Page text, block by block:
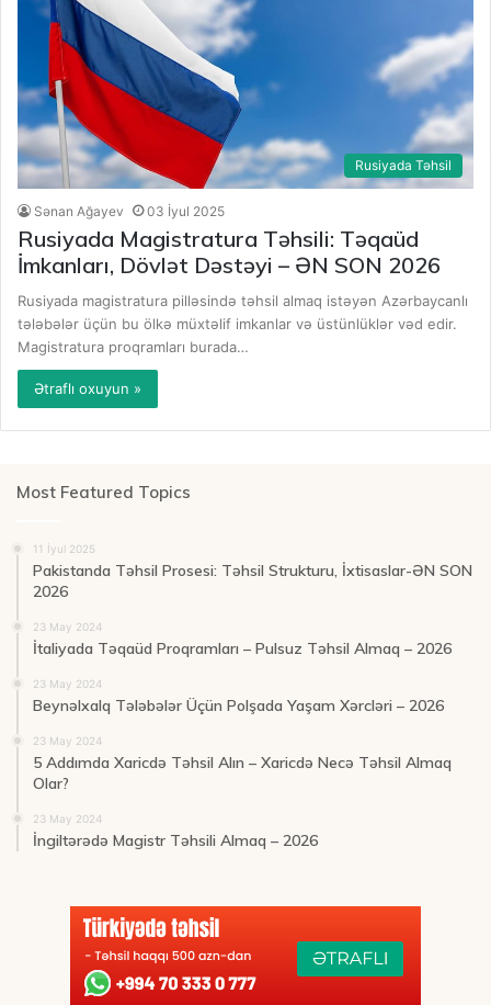
Rusiyada Təhsil
Sənan Ağayev 03 İyul 2025
Rusiyada Magistratura Təhsili: Təqaüd
İmkanları, Dövlət Dəstəyi – ƏN SON 2026
Rusiyada magistratura pilləsində təhsil almaq istəyən Azərbaycanlı
tələbələr üçün bu ölkə müxtəlif imkanlar və üstünlüklər vəd edir.
Magistratura proqramları burada…
Ətraflı oxuyun »
Most Featured Topics
11 İyul 2025
Pakistanda Təhsil Prosesi: Təhsil Strukturu, İxtisaslar-ƏN SON
2026
23 May 2024
İtaliyada Təqaüd Proqramları – Pulsuz Təhsil Almaq – 2026
23 May 2024
Beynəlxalq Tələbələr Üçün Polşada Yaşam Xərcləri – 2026
23 May 2024
5 Addımda Xaricdə Təhsil Alın – Xaricdə Necə Təhsil Almaq
Olar?
23 May 2024
İngiltərədə Magistr Təhsili Almaq – 2026